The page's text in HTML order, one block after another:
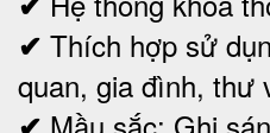
✔ Thích hợp sử
quan, gia đình, thư